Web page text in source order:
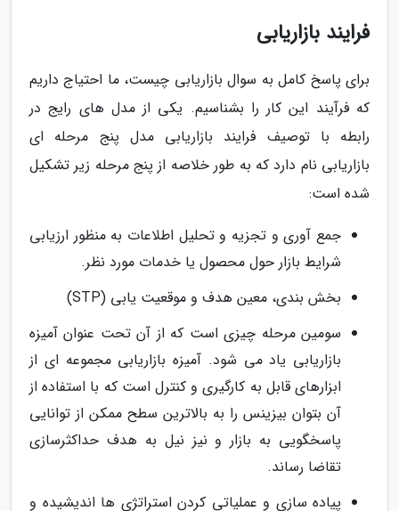
فرایند بازاریابی
برای پاسخ کامل به سوال بازاریابی چیست، ما احتیاج داریم
که فرآیند این کار را بشناسیم. یکی از مدل های رایج در
رابطه با توصیف فرایند بازاریابی مدل پنج مرحله ای
بازاریابی نام دارد که به طور خلاصه از پنج مرحله زیر تشکیل
شده است:
جمع آوری و تجزیه و تحلیل اطلاعات به منظور ارزیابی
شرایط بازار حول محصول یا خدمات مورد نظر.
بخش بندی، معین هدف و موقعیت یابی (STP)
سومین مرحله چیزی است که از آن تحت عنوان آمیزه
بازاریابی یاد می شود. آمیزه بازاریابی مجموعه ای از
ابزارهای قابل به کارگیری و کنترل است که با استفاده از
آن بتوان بیزینس را به بالاترین سطح ممکن از توانایی
پاسخگویی به بازار و نیز نیل به هدف حداکثرسازی
تقاضا رساند.
پیاده سازی و عملیاتی کردن استراتژی ها اندیشیده و